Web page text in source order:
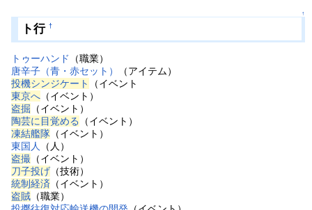
↑
ト行 †
トゥーハンド
（職業）
唐辛子（青・赤セット）
（アイテム）
投機シンジケート
（イベント
東京へ （イベント）
盗掘 （イベント）
陶芸に目覚める
（イベント）
凍結艦隊 （イベント）
東国人
（人）
盗撮 （イベント）
刀子投げ （技術）
統制経済 （イベント）
盗賊 （職業）